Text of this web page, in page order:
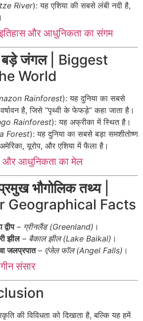
River): यह एशिया की सबसे लंबी नदी है,
और आधुनिकता का संगम
बड़े जंगल| Biggest
World
Rainforest): यह दुनिया का सबसे
है, जिसे “पृथ्वी के फेफड़े” कहा जाता है।
Rainforest): यह अफ्रीका में स्थित है।
Forest): यह दुनिया का सबसे बड़ा समशीतोष्ण
यूरोप, और एशिया में फैला है।
और आधुनिकता का मेल
भौगोलिक तथ्य|
Geographical Facts
– ग्रीनलैंड (Greenland) ।
झील– बैकाल झील (Lake Baikal) ।
जलप्रपात– एंजेल फॉल (Angel Falls) ।
संसार
की विविधता को दिखाता है, बल्कि यह हमें